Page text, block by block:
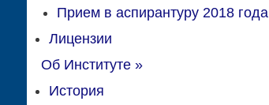
Прием в аспирантуру 2018 года
Лицензии
Об Институте»
История